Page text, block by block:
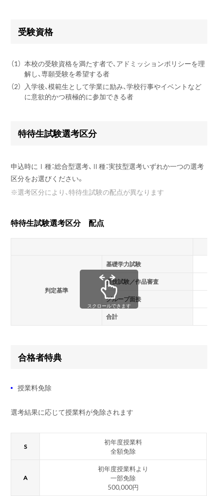
受験資格
（1） 本校の受験資格を満たす者で、アドミッションポリシーを理
解し、専願受験を希望する者
（2） 入学後、模範生として学業に励み、学校行事やイベントなど
に意欲的かつ積極的に参加できる者
特待生試験選考区分
申込時にⅠ種：総合型選考、Ⅱ種：実技型選考いずれか一つの選考
区分をお選びください。
※選考区分により、特待生試験の配点が異なります
特待生試験選考区分 配点
判定基準
基礎学力試験
実技試験／作品審査
グループ面接
合計
スクロールできます
合格者特典
授業料免除
選考結果に応じて授業料が免除されます
S
初年度授業料
全額免除
A
初年度授業料より
一部免除
500,000円